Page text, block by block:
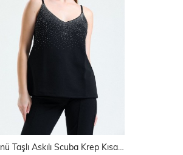
Önü Taşlı Askılı Scuba Krep Kısa Bluz | Blz34466